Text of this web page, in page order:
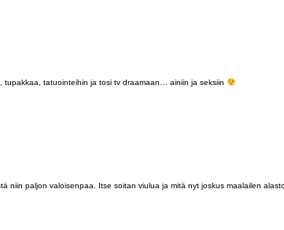
tatuointeihin ja tosi tv draamaan… ainiin ja seksiin
niin paljon valoisenpaa. Itse soitan viulua ja mitä nyt joskus maalailen